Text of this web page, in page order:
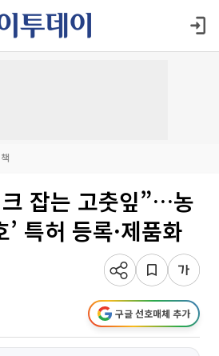
잡는 고춧잎”…농
특허 등록·제품화
구글 선호매체 추가